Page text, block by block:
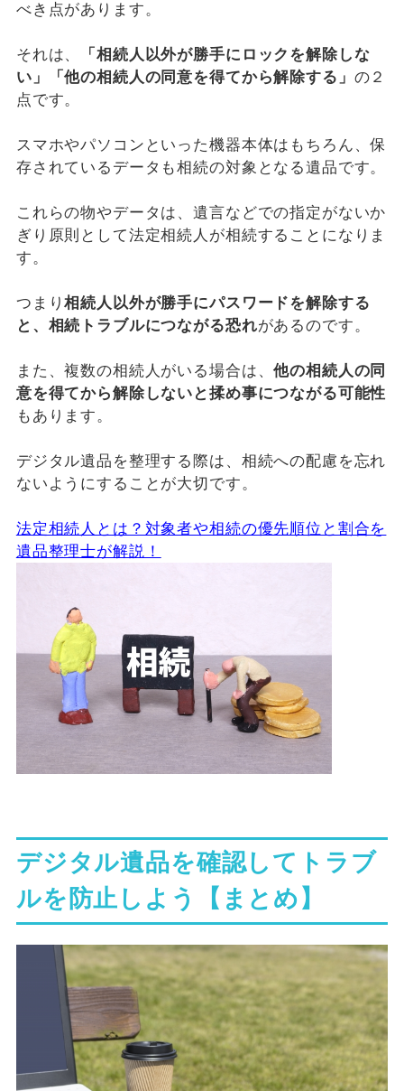
べき点があります。
それは、
「相続人以外が勝手にロックを解除しな
い」「他の相続人の同意を得てから解除する」 の２
点です。
スマホやパソコンといった機器本体はもちろん、保
存されているデータも相続の対象となる遺品です。
これらの物やデータは、遺言などでの指定がないか
ぎり原則として法定相続人が相続することになりま
す。
つまり相続人以外が勝手にパスワードを解除する
と、相続トラブルにつながる恐れがあるのです。
また、複数の相続人がいる場合は、他の相続人の同
意を得てから解除しないと揉め事につながる可能性
もあります。
デジタル遺品を整理する際は、相続への配慮を忘れ
ないようにすることが大切です。
法定相続人とは？対象者や相続の優先順位と割合を
遺品整理士が解説！
デジタル遺品を確認してトラブ
ルを防止しよう【まとめ】